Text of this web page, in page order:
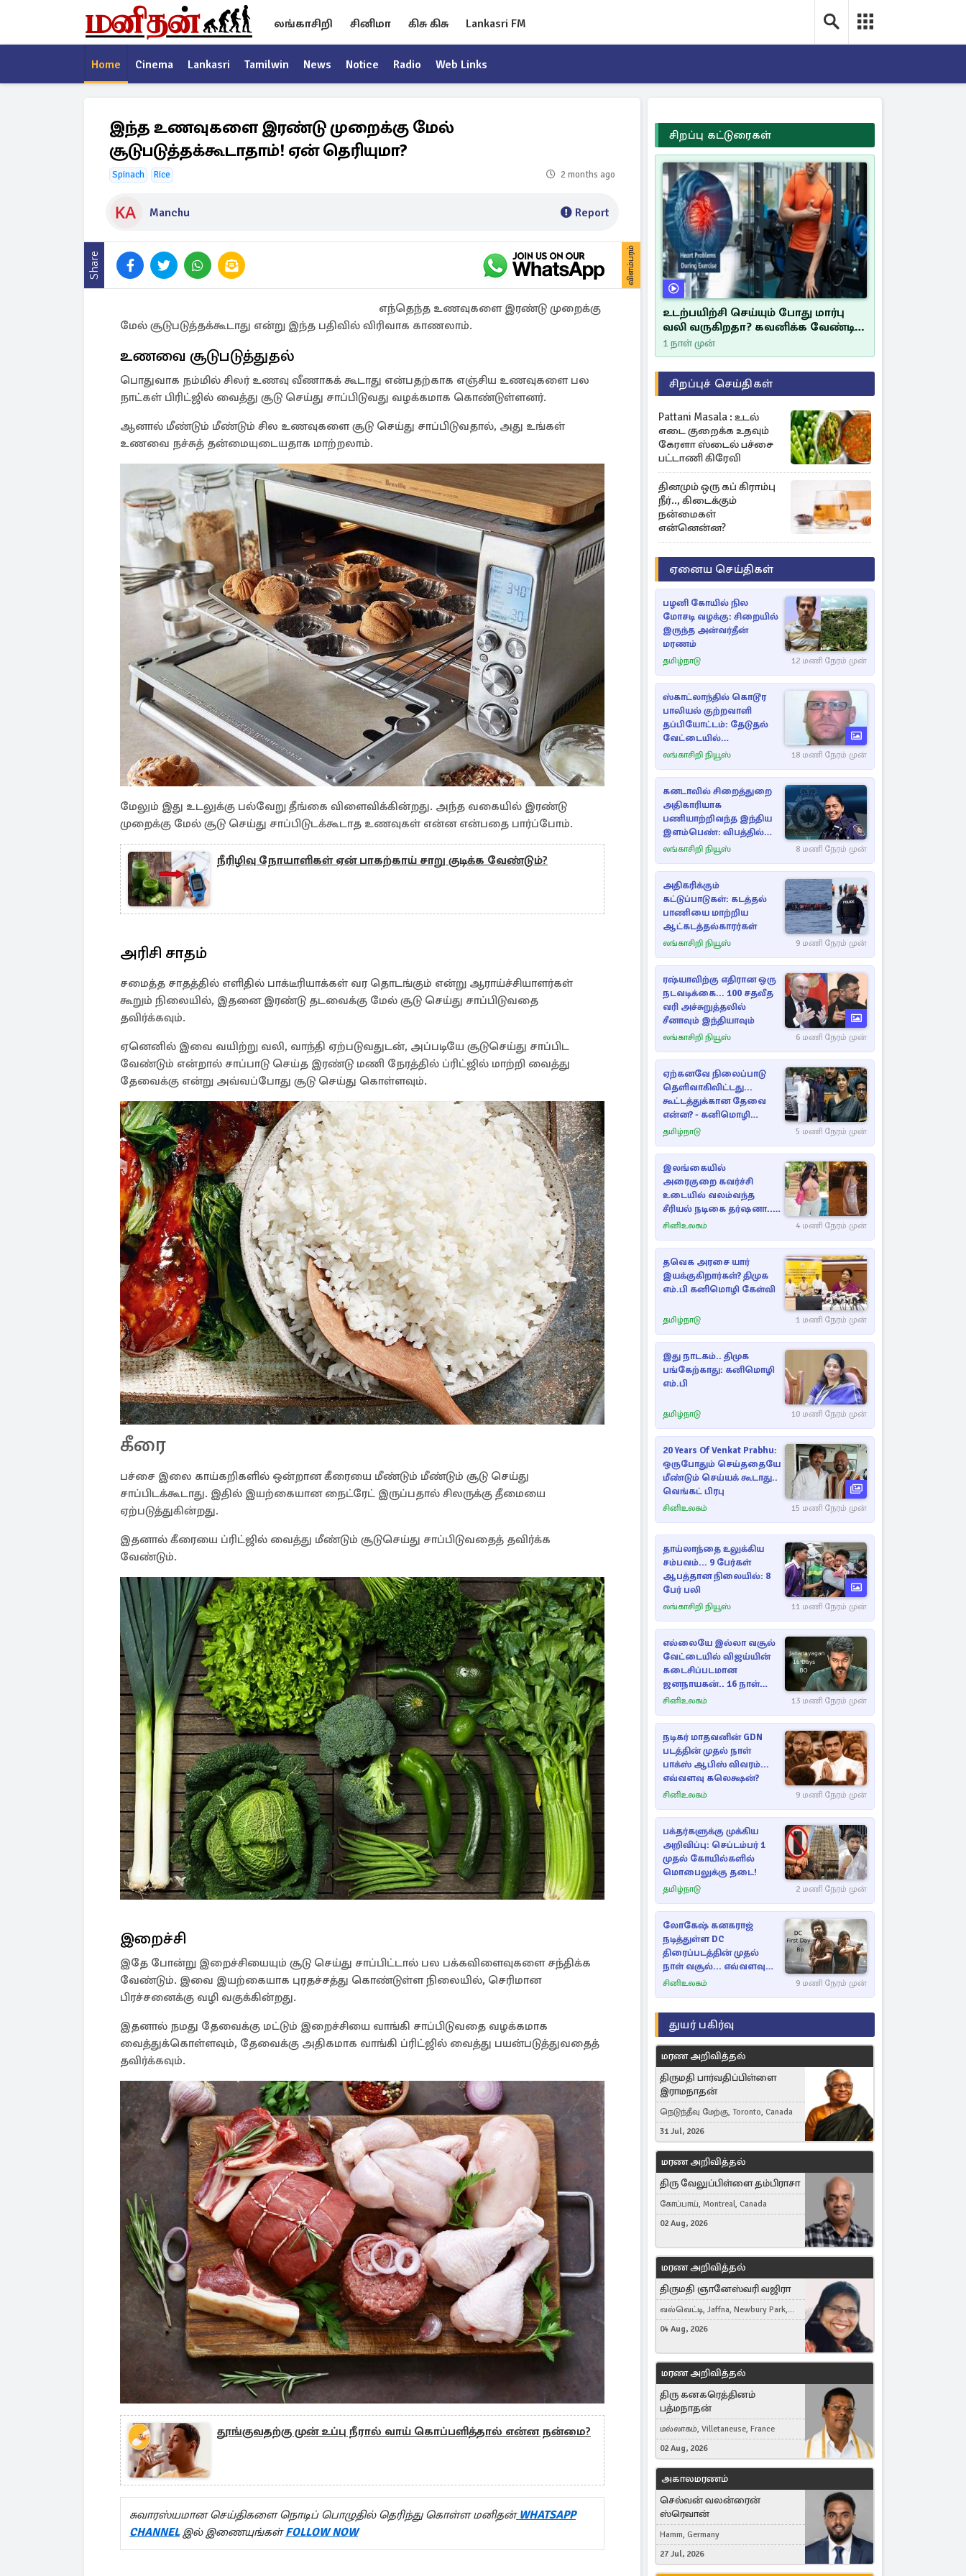
லங்காசிறி சினிமா கிசு கிசு Lankasri FM
Home Cinema Lankasri Tamilwin News Notice Radio Web Links
இந்த உணவுகளை இரண்டு முறைக்கு மேல்
சூடுபடுத்தக்கூடாதாம்! ஏன் தெரியுமா?
Spinach Rice 2 months ago
Manchu Report
Share விளம்பரம்
எந்தெந்த உணவுகளை இரண்டு முறைக்கு
மேல் சூடுபடுத்தக்கூடாது என்று இந்த பதிவில் விரிவாக காணலாம்.
உணவை சூடுபடுத்துதல்
பொதுவாக நம்மில் சிலர் உணவு வீணாகக் கூடாது என்பதற்காக எஞ்சிய உணவுகளை பல
நாட்கள் பிரிட்ஜில் வைத்து சூடு செய்து சாப்பிடுவது வழக்கமாக கொண்டுள்ளனர்.
ஆனால் மீண்டும் மீண்டும் சில உணவுகளை சூடு செய்து சாப்பிடுவதால், அது உங்கள்
உணவை நச்சுத் தன்மையுடையதாக மாற்றலாம்.
மேலும் இது உடலுக்கு பல்வேறு தீங்கை விளைவிக்கின்றது. அந்த வகையில் இரண்டு
முறைக்கு மேல் சூடு செய்து சாப்பிடுடக்கூடாத உணவுகள் என்ன என்பதை பார்ப்போம்.
நீரிழிவு நோயாளிகள் ஏன் பாகற்காய் சாறு குடிக்க வேண்டும்?
அரிசி சாதம்
சமைத்த சாதத்தில் எளிதில் பாக்டீரியாக்கள் வர தொடங்கும் என்று ஆராய்ச்சியாளர்கள்
கூறும் நிலையில், இதனை இரண்டு தடவைக்கு மேல் சூடு செய்து சாப்பிடுவதை
தவிர்க்கவும்.
ஏனெனில் இவை வயிற்று வலி, வாந்தி ஏற்படுவதுடன், அப்படியே சூடுசெய்து சாப்பிட
வேண்டும் என்றால் சாப்பாடு செய்த இரண்டு மணி நேரத்தில் ப்ரிட்ஜில் மாற்றி வைத்து
தேவைக்கு என்று அவ்வப்போது சூடு செய்து கொள்ளவும்.
கீரை
பச்சை இலை காய்கறிகளில் ஒன்றான கீரையை மீண்டும் மீண்டும் சூடு செய்து
சாப்பிடக்கூடாது. இதில் இயற்கையான நைட்ரேட் இருப்பதால் சிலருக்கு தீமையை
ஏற்படுத்துகின்றது.
இதனால் கீரையை ப்ரிட்ஜில் வைத்து மீண்டும் சூடுசெய்து சாப்பிடுவதைத் தவிர்க்க
வேண்டும்.
இறைச்சி
இதே போன்று இறைச்சியையும் சூடு செய்து சாப்பிட்டால் பல பக்கவிளைவுகளை சந்திக்க
வேண்டும். இவை இயற்கையாக புரதச்சத்து கொண்டுள்ள நிலையில், செரிமான
பிரச்சனைக்கு வழி வகுக்கின்றது.
இதனால் நமது தேவைக்கு மட்டும் இறைச்சியை வாங்கி சாப்பிடுவதை வழக்கமாக
வைத்துக்கொள்ளவும், தேவைக்கு அதிகமாக வாங்கி ப்ரிட்ஜில் வைத்து பயன்படுத்துவதைத்
தவிர்க்கவும்.
தூங்குவதற்கு முன் உப்பு நீரால் வாய் கொப்பளித்தால் என்ன நன்மை?
சுவாரஸ்யமான செய்திகளை நொடிப் பொழுதில் தெரிந்து கொள்ள மனிதன்WHATSAPP
CHANNELஇல் இணையுங்கள்FOLLOW NOW
சிறப்பு கட்டுரைகள்
உடற்பயிற்சி செய்யும் போது மார்பு
வலி வருகிறதா? கவனிக்க வேண்டிய
எச்சரிக்கை அறிகுறிகள்
1 நாள் முன்
சிறப்புச் செய்திகள்
Pattani Masala : உடல்
எடை குறைக்க உதவும்
கேரளா ஸ்டைல் பச்சை
பட்டாணி கிரேவி
தினமும் ஒரு கப் கிராம்பு
நீர்.., கிடைக்கும்
நன்மைகள்
என்னென்ன?
ஏனைய செய்திகள்
பழனி கோயில் நில
மோசடி வழக்கு: சிறையில்
இருந்த அன்வர்தீன்
மரணம்
தமிழ்நாடு 12 மணி நேரம் முன்
ஸ்காட்லாந்தில் கொடூர
பாலியல் குற்றவாளி
தப்பியோட்டம்: தேடுதல்
வேட்டையில்
காவல்துறையினர்
லங்காசிறி நியூஸ் 18 மணி நேரம் முன்
கனடாவில் சிறைத்துறை
அதிகாரியாக
பணியாற்றிவந்த இந்திய
இளம்பெண்: விபத்தில்
பலி
லங்காசிறி நியூஸ் 8 மணி நேரம் முன்
அதிகரிக்கும்
கட்டுப்பாடுகள்: கடத்தல்
பாணியை மாற்றிய
ஆட்கடத்தல்காரர்கள்
லங்காசிறி நியூஸ் 9 மணி நேரம் முன்
ரஷ்யாவிற்கு எதிரான ஒரு
நடவடிக்கை... 100 சதவீத
வரி அச்சுறுத்தலில்
சீனாவும் இந்தியாவும்
லங்காசிறி நியூஸ் 6 மணி நேரம் முன்
ஏற்கனவே நிலைப்பாடு
தெளிவாகிவிட்டது...
கூட்டத்துக்கான தேவை
என்ன? - கனிமொழி
விமர்சனம்
தமிழ்நாடு 5 மணி நேரம் முன்
இலங்கையில்
அரைகுறை கவர்ச்சி
உடையில் வலம்வந்த
சீரியல் நடிகை தர்ஷனா...
அவரே வெளியிட்ட
சினிஉலகம் 4 மணி நேரம் முன்
தவெக அரசை யார்
இயக்குகிறார்கள்? திமுக
எம்.பி கனிமொழி கேள்வி
தமிழ்நாடு 1 மணி நேரம் முன்
இது நாடகம்.. திமுக
பங்கேற்காது: கனிமொழி
எம்.பி
தமிழ்நாடு 10 மணி நேரம் முன்
20 Years Of Venkat Prabhu:
ஒருபோதும் செய்ததையே
மீண்டும் செய்யக் கூடாது..
வெங்கட் பிரபு
சினிஉலகம் 15 மணி நேரம் முன்
தாய்லாந்தை உலுக்கிய
சம்பவம்... 9 பேர்கள்
ஆபத்தான நிலையில்: 8
பேர் பலி
லங்காசிறி நியூஸ் 11 மணி நேரம் முன்
எல்லையே இல்லா வசூல்
வேட்டையில் விஜய்யின்
கடைசிப்படமான
ஜனநாயகன்.. 16 நாள்
பாக்ஸ் ஆபிஸ்
சினிஉலகம் 13 மணி நேரம் முன்
நடிகர் மாதவனின் GDN
படத்தின் முதல் நாள்
பாக்ஸ் ஆபிஸ் விவரம்...
எவ்வளவு கலெக்ஷன்?
சினிஉலகம் 9 மணி நேரம் முன்
பக்தர்களுக்கு முக்கிய
அறிவிப்பு: செப்டம்பர் 1
முதல் கோயில்களில்
மொபைலுக்கு தடை!
தமிழ்நாடு 2 மணி நேரம் முன்
லோகேஷ் கனகராஜ்
நடித்துள்ள DC
திரைப்படத்தின் முதல்
நாள் வசூல்... எவ்வளவு
தெரியுமா?
சினிஉலகம் 9 மணி நேரம் முன்
துயர் பகிர்வு
மரண அறிவித்தல்
திருமதி பார்வதிப்பிள்ளை
இராமநாதன்
நெடுந்தீவு மேற்கு, Toronto, Canada
31 Jul, 2026
மரண அறிவித்தல்
திரு வேலுப்பிள்ளை தம்பிராசா
கோப்பாய், Montreal, Canada
02 Aug, 2026
மரண அறிவித்தல்
திருமதி ஞானேஸ்வரி வஜிரா
வல்வெட்டி, Jaffna, Newbury Park,
United Kingdom
04 Aug, 2026
மரண அறிவித்தல்
திரு கனகரெத்தினம்
பத்மநாதன்
மல்லாகம், Villetaneuse, France
02 Aug, 2026
அகாலமரணம்
செல்வன் வலன்ரைன்
ஸ்ரெவான்
Hamm, Germany
27 Jul, 2026